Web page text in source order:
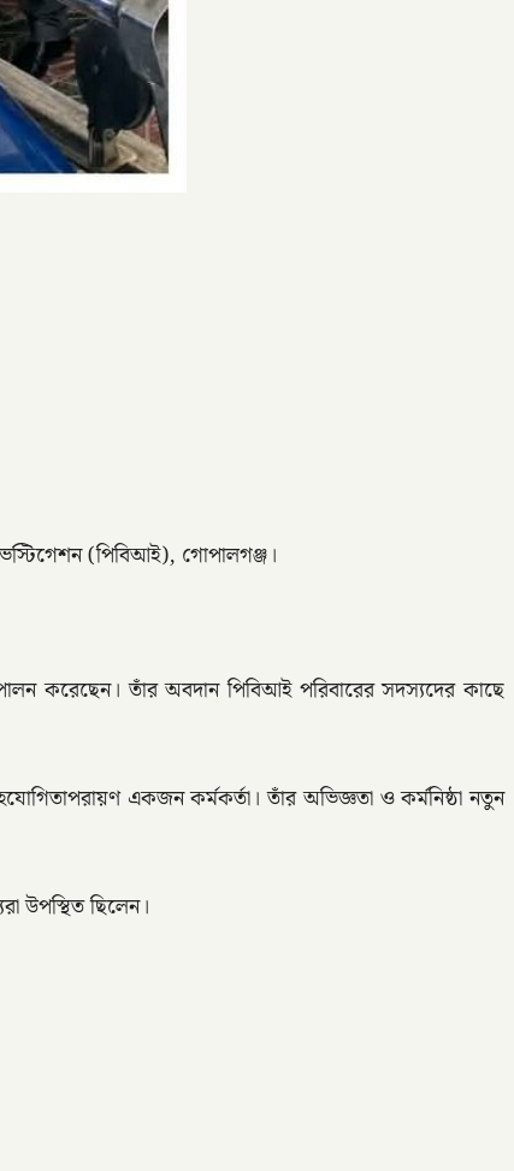
(পিবিআই), গোপালগঞ্জ।
পালন করেছেন। তাঁর অবদান পিবিআই পরিবারের সদস্যদের কাছে
একজন কর্মকর্তা। তাঁর অভিজ্ঞতা ও কর্মনিষ্ঠা নতুন
উপস্থিত ছিলেন।